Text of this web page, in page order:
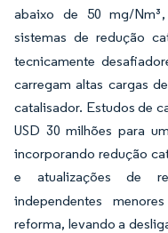
abaixo de 50 mg/
sistemas de redução
tecnicamente
carregam altas cargas
catalisador. Estudos de
USD 30 milhões para
incorporando redução
e atualizações de
independentes
reforma, levando a